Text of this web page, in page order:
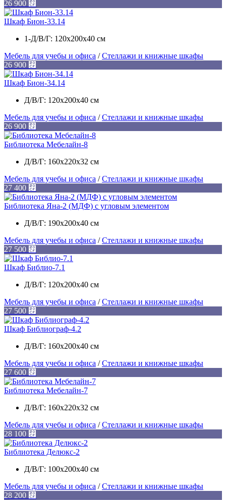
26 900 ⃏
Шкаф Бион-33.14
1-Д/В/Г: 120х200х40 см
Мебель для учебы и офиса /Стеллажи и книжные шкафы
26 900 ⃏
Шкаф Бион-34.14
Д/В/Г: 120х200х40 см
Мебель для учебы и офиса /Стеллажи и книжные шкафы
26 900 ⃏
Библиотека Мебелайн-8
Д/В/Г: 160x220x32 см
Мебель для учебы и офиса /Стеллажи и книжные шкафы
27 400 ⃏
Библиотека Яна-2 (МДФ) с угловым элементом
Д/В/Г: 190х200х40 см
Мебель для учебы и офиса /Стеллажи и книжные шкафы
27 500 ⃏
Шкаф Библио-7.1
Д/В/Г: 120х200х40 см
Мебель для учебы и офиса /Стеллажи и книжные шкафы
27 500 ⃏
Шкаф Библиограф-4.2
Д/В/Г: 160х200х40 см
Мебель для учебы и офиса /Стеллажи и книжные шкафы
27 600 ⃏
Библиотека Мебелайн-7
Д/В/Г: 160х220х32 см
Мебель для учебы и офиса /Стеллажи и книжные шкафы
28 100 ⃏
Библиотека Делюкс-2
Д/В/Г: 100х200х40 см
Мебель для учебы и офиса /Стеллажи и книжные шкафы
28 200 ⃏